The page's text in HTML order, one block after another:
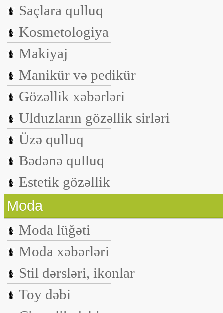
Saçlara qulluq
Kosmetologiya
Makiyaj
Manikür və pedikür
Gözəllik xəbərləri
Ulduzların gözəllik sirləri
Üzə qulluq
Bədənə qulluq
Estetik gözəllik
Moda
Moda lüğəti
Moda xəbərləri
Stil dərsləri, ikonlar
Toy dəbi